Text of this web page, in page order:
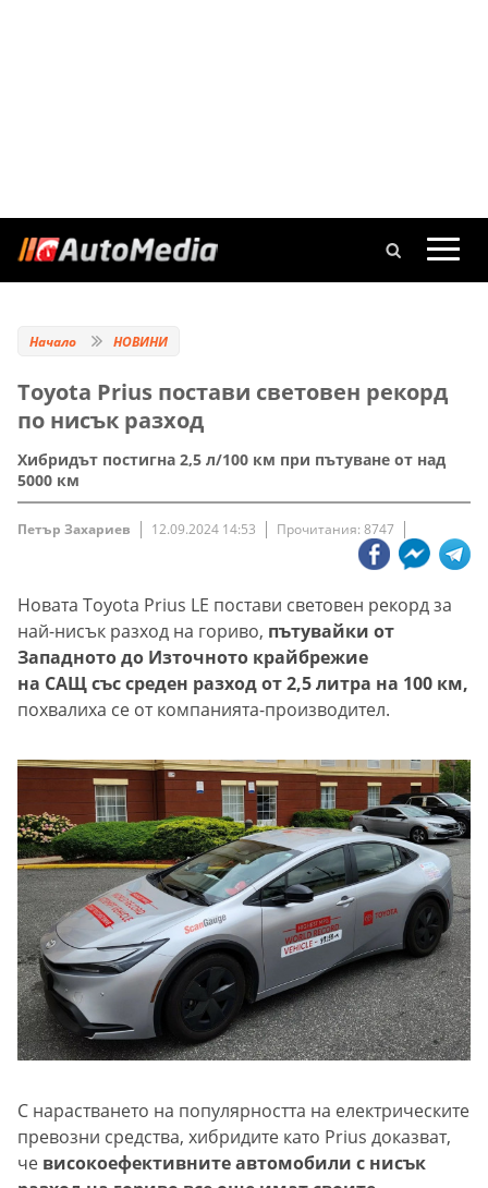
Начало НОВИНИ
Toyota Prius постави световен рекорд
по нисък разход
Хибридът постигна 2,5 л/100 км при пътуване от над
5000 км
Петър Захариев 12.09.2024 14:53 Прочитания: 8747
Новата Toyota Prius LE постави световен рекорд за
най-нисък разход на гориво, пътувайки от
Западното до Източното крайбрежие
на САЩ със среден разход от 2,5 литра на 100 км,
похвалиха се от компанията-производител.
С нарастването на популярността на електрическите
превозни средства, хибридите като Prius доказват,
че високоефективните автомобили с нисък